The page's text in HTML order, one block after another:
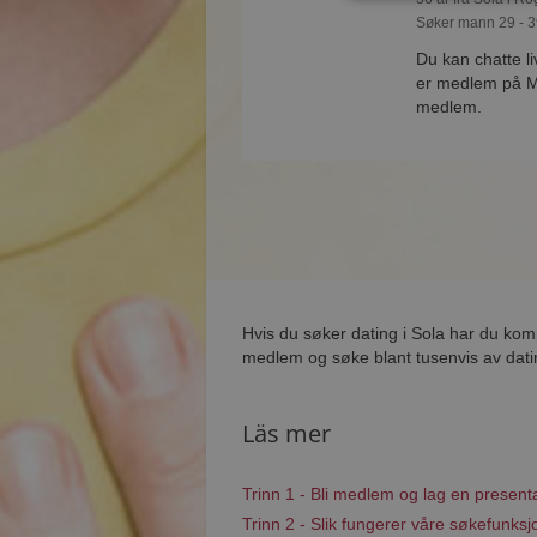
Søker mann 29 -
Du kan chatte
er medlem på
medlem.
Hvis du søker dating i Sola har du
medlem og søke blant tusenvis av
Läs mer
Trinn 1 - Bli medlem og lag en
Trinn 2 - Slik fungerer våre